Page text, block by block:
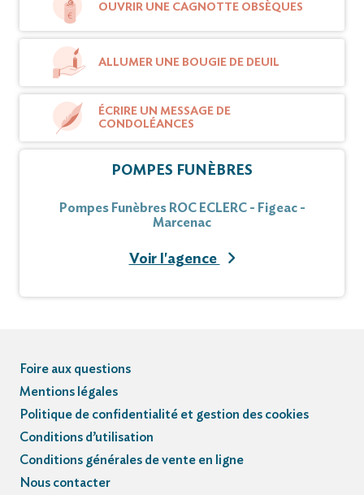
OUVRIR UNE CAGNOTTE OBSÈQUES
ALLUMER UNE BOUGIE DE DEUIL
ÉCRIRE UN MESSAGE DE
CONDOLÉANCES
POMPES FUNÈBRES
Pompes Funèbres ROC ECLERC - Figeac -
Marcenac
Voir l'agence
Foire aux questions
Mentions légales
Politique de confidentialité et gestion des cookies
Conditions d’utilisation
Conditions générales de vente en ligne
Nous contacter